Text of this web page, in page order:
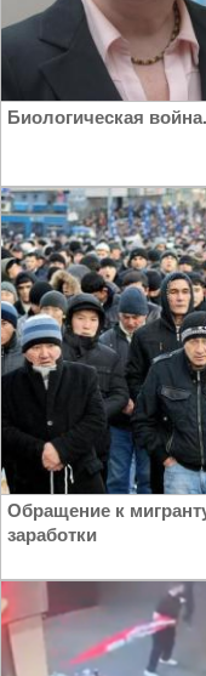
Биологическая
Обращение к
заработки